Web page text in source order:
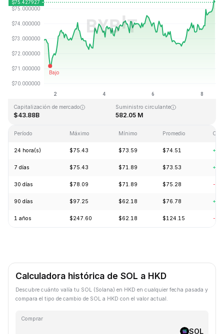
Última actualización: 2026-08-08, 13:06 GMT+0
Máximo histórico
Capitalización de mercado
$43.88B
Suministro circulante
582.05 M
Período Máximo Mínimo Promedio
24 hora(s) $75.43 $73.59 $74.51
7 días $75.43 $71.89 $73.53
30 días $78.09 $71.89 $75.28 -
90 días $97.25 $62.18 $76.78
1 años $247.60 $62.18 $124.15 -
Calculadora histórica de SOL a HKD
Descubre cuánto valía tu SOL (Solana) en HKD en cualquier fecha pasada y
compara el tipo de cambio de SOL a HKD con el valor actual.
Comprar
SOL